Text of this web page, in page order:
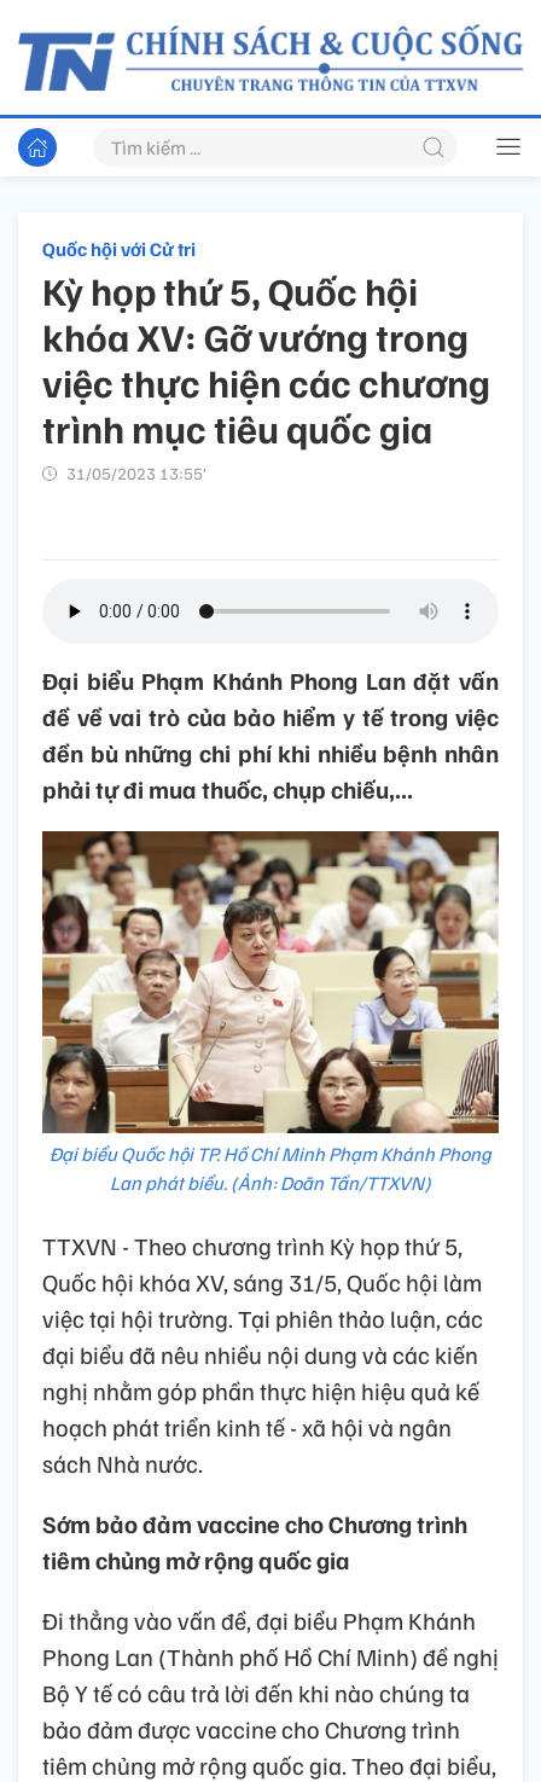
Quốc hội với Cử tri
Kỳ họp thứ 5, Quốc hội
khóa XV: Gỡ vướng trong
việc thực hiện các chương
trình mục tiêu quốc gia
31/05/2023 13:55’
Đại biểu Phạm Khánh Phong Lan đặt vấn
đề về vai trò của bảo hiểm y tế trong việc
đền bù những chi phí khi nhiều bệnh nhân
phải tự đi mua thuốc, chụp chiếu,...
Đại biểu Quốc hội TP. Hồ Chí Minh Phạm Khánh Phong
Lan phát biểu. (Ảnh: Doãn Tấn/TTXVN)
TTXVN - Theo chương trình Kỳ họp thứ 5,
Quốc hội khóa XV, sáng 31/5, Quốc hội làm
việc tại hội trường. Tại phiên thảo luận, các
đại biểu đã nêu nhiều nội dung và các kiến
nghị nhằm góp phần thực hiện hiệu quả kế
hoạch phát triển kinh tế - xã hội và ngân
sách Nhà nước.
Sớm bảo đảm vaccine cho Chương trình
tiêm chủng mở rộng quốc gia
Đi thẳng vào vấn đề, đại biểu Phạm Khánh
Phong Lan (Thành phố Hồ Chí Minh) đề nghị
Bộ Y tế có câu trả lời đến khi nào chúng ta
bảo đảm được vaccine cho Chương trình
tiêm chủng mở rộng quốc gia. Theo đại biểu,